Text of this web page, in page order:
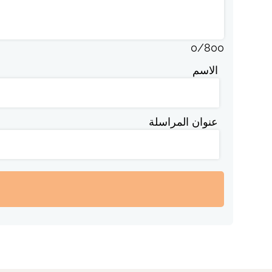
0/800
الاسم
عنوان المراسلة